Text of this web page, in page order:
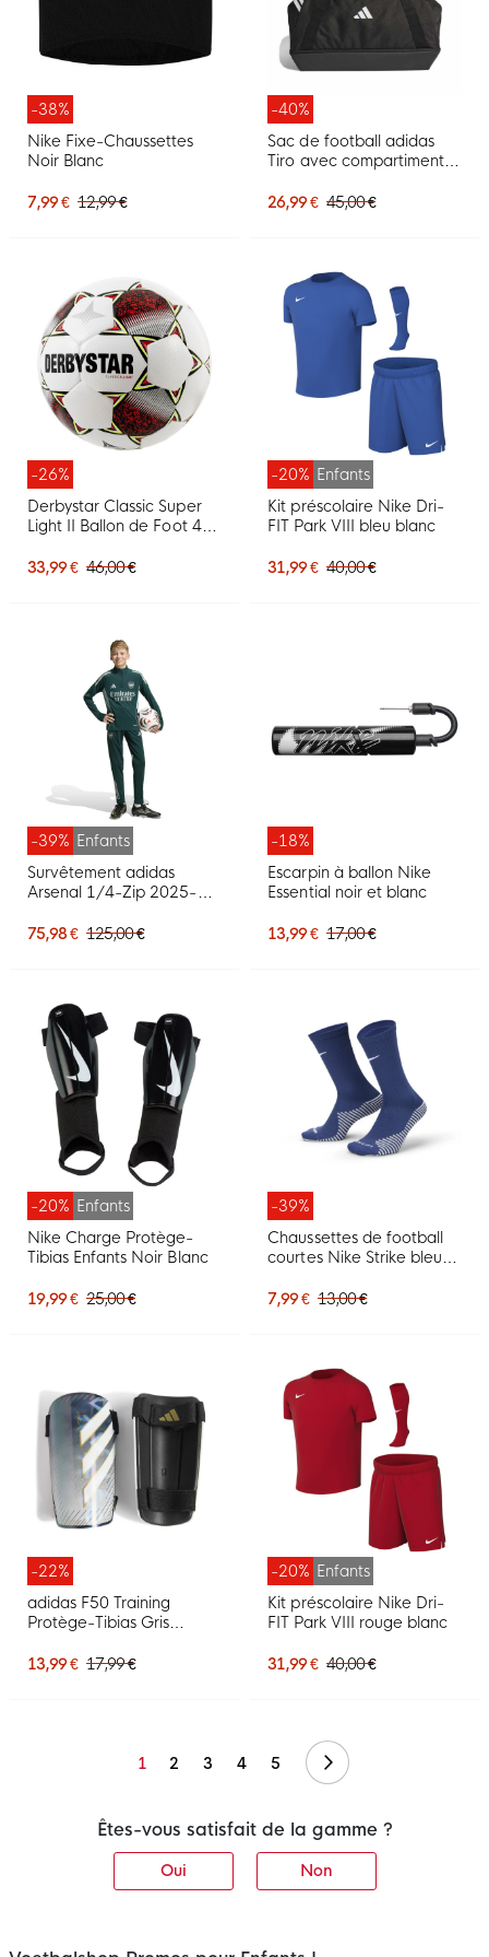
-38%
Nike Fixe-Chaussettes
Noir Blanc
7,99 € 12,99 €
-40%
Sac de football adidas
Tiro avec compartiment à
moyenne, noir et blanc
26,99 € 45,00 €
-26%
Derbystar Classic Super
Light II Ballon de Foot 4 x
Jaune
33,99 € 46,00 €
-20% Enfants
Kit préscolaire Nike Dri-
FIT Park VIII bleu blanc
31,99 € 40,00 €
-39% Enfants
Survêtement adidas
Arsenal 1/4-Zip 2025-
foncé, gris
75,98 € 125,00 €
-18%
Escarpin à ballon Nike
Essential noir et blanc
13,99 € 17,00 €
-20% Enfants
Nike Charge Protège-
Tibias Enfants Noir Blanc
19,99 € 25,00 €
-39%
Chaussettes de football
courtes Nike Strike bleu
7,99 € 13,00 €
-22%
adidas F50 Training
Protège-Tibias Gris
13,99 € 17,99 €
-20% Enfants
Kit préscolaire Nike Dri-
FIT Park VIII rouge blanc
31,99 € 40,00 €
1 2 3 4 5 Suivant
Êtes-vous satisfait de la gamme ?
Oui Non